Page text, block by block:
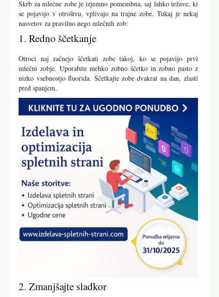
Skrb za mlečne zobe je izjemno pomembna, saj lahko težave, ki
se pojavijo v otroštvu, vplivajo na trajne zobe. Tukaj je nekaj
nasvetov za pravilno nego mlečnih zob:
1. Redno ščetkanje
Otroci naj začnejo ščetkati zobe takoj, ko se pojavijo prvi
mlečni zobje. Uporabite mehko zobno ščetko in zobno pasto z
nizko vsebnostjo fluorida. Ščetkajte zobe dvakrat na dan, zlasti
pred spanjem.
2. Zmanjšajte sladkor